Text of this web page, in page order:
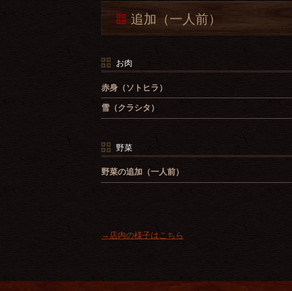
追加（一人前）
お肉
赤身（ソトヒラ）
雪（クラシタ）
野菜
野菜の追加（一人前）
→店内の様子はこちら